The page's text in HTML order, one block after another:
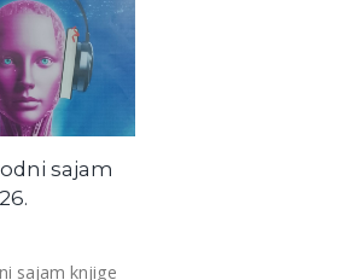
sajam
sajam knjige